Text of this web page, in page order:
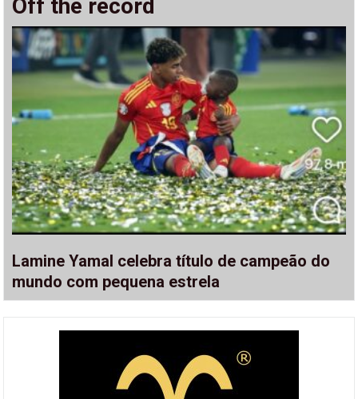
Off the record
Lamine Yamal celebra título de campeão do
mundo com pequena estrela